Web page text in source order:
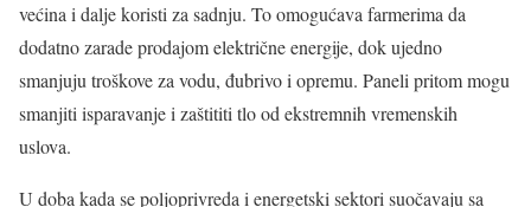
većina i dalje koristi za sadnju. To omogućava farmerima da
dodatno zarade prodajom električne energije, dok ujedno
smanjuju troškove za vodu, đubrivo i opremu. Paneli pritom mogu
smanjiti isparavanje i zaštititi tlo od ekstremnih vremenskih
uslova.
U doba kada se poljoprivreda i energetski sektori suočavaju sa